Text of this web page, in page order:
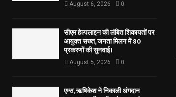
August 6, 2026 0
सीएम हेल्पलाइन की लंबित शिकायतों पर
आयुक्त सख्त, जनता मिलन में 80
प्रकरणों की सुनवाई।
August 5, 2026 0
एम्स, ऋषिकेश ने निकाली अंगदान